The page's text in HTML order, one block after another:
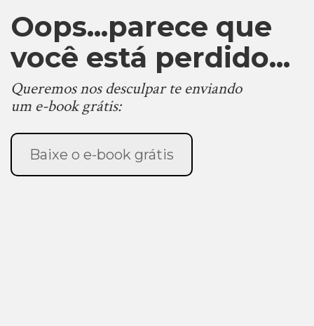
Oops...parece que
você está perdido...
Queremos nos desculpar te enviando
um e-book grátis:
Baixe o e-book grátis